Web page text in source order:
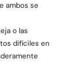
ambos se
o las
difíciles en